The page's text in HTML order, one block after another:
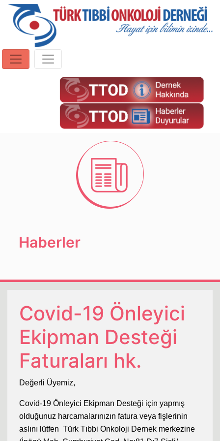
Haberler
Covid-19 Önleyici
Ekipman Desteği
Faturaları hk.
Değerli Üyemiz,
Covid-19 Önleyici Ekipman Desteği için yapmış
olduğunuz harcamalarınızın fatura veya fişlerinin
aslını lütfen Türk Tıbbi Onkoloji Dernek merkezine